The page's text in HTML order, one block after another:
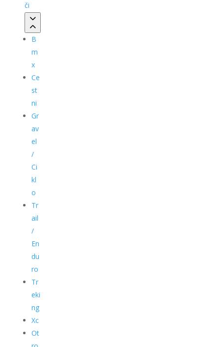
či
B
m
x
Ce
st
ni
Gr
av
el
/
Ci
kl
o
Tr
ail
/
En
du
ro
Tr
eki
ng
Xc
Ot